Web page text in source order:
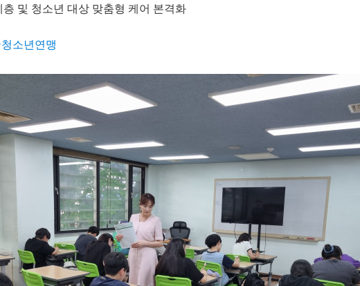
및 청소년 대상 맞춤형 케어 본격화
소년연맹